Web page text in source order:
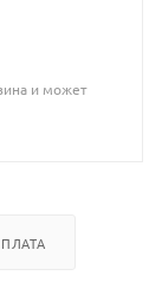
и может